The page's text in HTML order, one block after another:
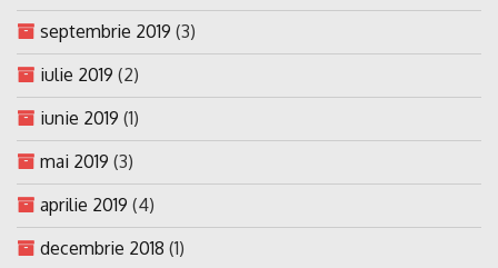
septembrie 2019 (3)
iulie 2019 (2)
iunie 2019 (1)
mai 2019 (3)
aprilie 2019 (4)
decembrie 2018 (1)